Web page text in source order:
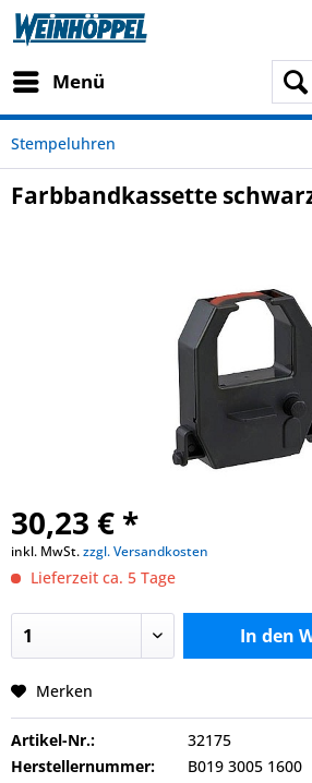
Menü
Stempeluhren
Farbbandkassette
30,23 € *
inkl. MwSt.zzgl. Versandkosten
Lieferzeit ca. 5 Tage
In den
Merken
Artikel-Nr.:
32175
Herstellernummer:
B019 3005 1600